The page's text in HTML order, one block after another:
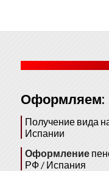
Оформляем:
Получение вида
Испании
Оформление
РФ / Испания